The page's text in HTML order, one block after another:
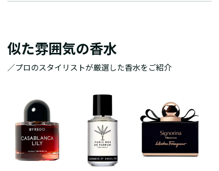
似た雰囲気の香水
／プロのスタイリストが厳選した香水をご紹介